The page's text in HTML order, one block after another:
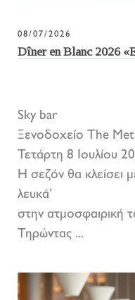
08/07/2026
Dîner en Blanc 2026
Sky bar
Ξενοδοχείο The Met
Τετάρτη 8 Ιουλίου
Η σεζόν θα κλείσει
λευκά’
στην ατμοσφαιρική
Τηρώντας ...